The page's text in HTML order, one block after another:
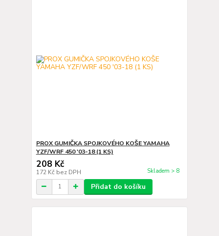
PROX GUMIČKA SPOJKOVÉHO KOŠE YAMAHA
YZF/WRF 450 '03-18 (1 KS)
208 Kč
172 Kč bez DPH Skladem > 8
Přidat do košíku